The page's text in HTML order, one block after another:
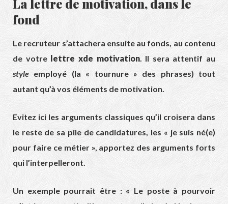
La lettre de motivation, dans le
fond
Le recruteur s’attachera ensuite au fonds, au contenu
de votrelettre xde motivation. Il sera attentif au
style employé (la « tournure » des phrases) tout
autant qu’à vos éléments de motivation.
Evitez ici les arguments classiques qu’il croisera dans
le reste de sa pile de candidatures, les « je suis né(e)
pour faire ce métier », apportez des arguments forts
qui l’interpelleront.
Un exemple pourrait être : « Le poste à pourvoir